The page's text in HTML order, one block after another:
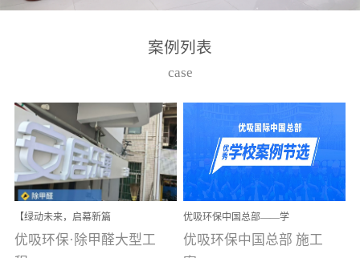
高技能的团队。汇聚了众
取得了多项产品技术专利
和多项国家版权局著作
权，获得高新技术企业称
号。生产优势自主生产自
给自足，优吸公司于2015
在广州番禺区成功建立产
品线生产基地，工厂拥有
案例列表
case
【绿动未来，启幕新篇
章】优吸环保中标深圳安
居乐寓，超大型工装室内
优吸环保·除甲醛大型工
优吸环保中国总部——学
校施工案例(节选)
优吸环保中国总部 施工